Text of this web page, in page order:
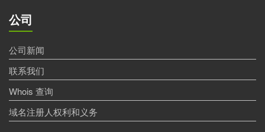
公司
公司新闻
联系我们
Whois 查询
域名注册人权利和义务